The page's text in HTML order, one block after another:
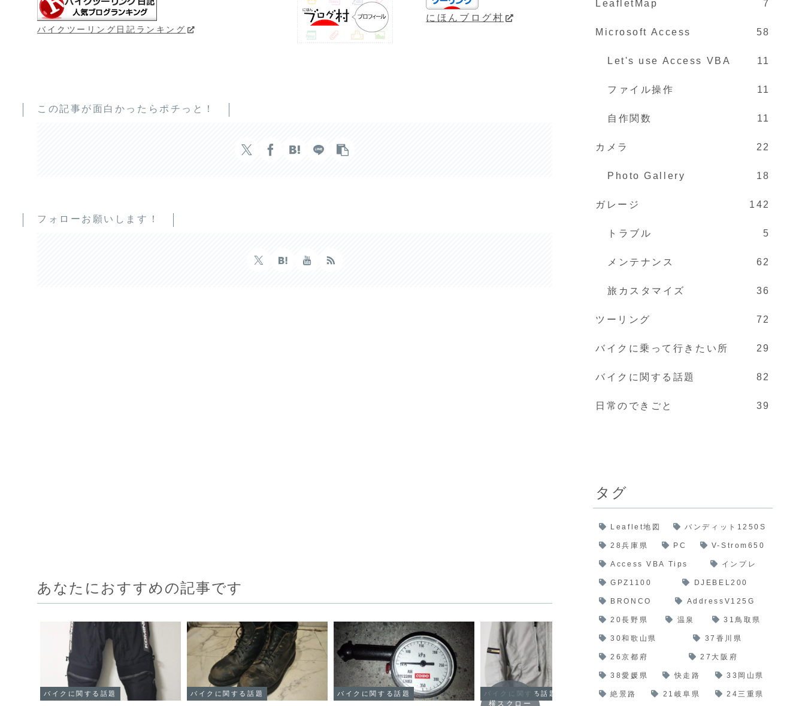
バイクツーリング日記ランキング
にほんブログ村
この記事が面白かったらポチっと！
フォローお願いします！
あなたにおすすめの記事です
バイクに関する話題 バイクに関する話題 バイクに関する話題 バイクに関する話題 バイクに関する話題
横スクロー
LeafletMap 7
Microsoft Access 58
Let's use Access VBA 11
ファイル操作 11
自作関数 11
カメラ 22
Photo Gallery 18
ガレージ 142
トラブル 5
メンテナンス 62
旅カスタマイズ 36
ツーリング 72
バイクに乗って行きたい所 29
バイクに関する話題 82
日常のできごと 39
タグ
Leaflet地図 バンディット1250S
28兵庫県 PC V-Strom650
Access VBA Tips インプレ
GPZ1100 DJEBEL200
BRONCO AddressV125G
20長野県 温泉 31鳥取県
30和歌山県 37香川県
26京都府 27大阪府
38愛媛県 快走路 33岡山県
絶景路 21岐阜県 24三重県